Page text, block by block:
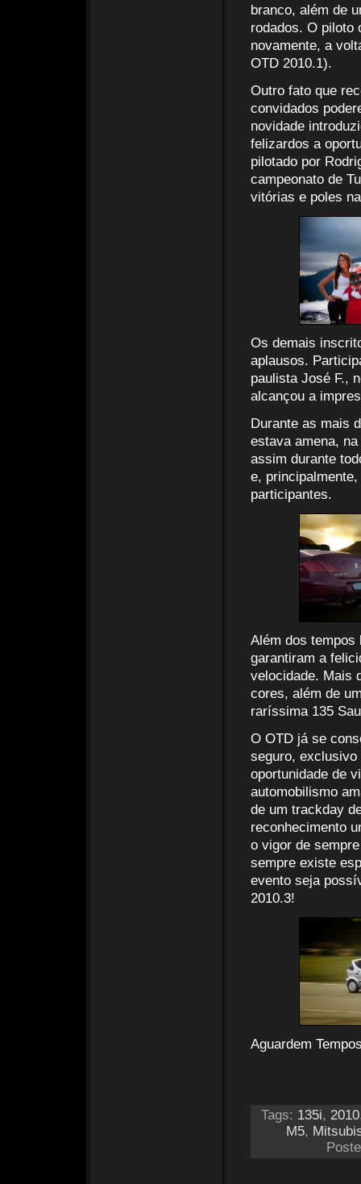
branco, além de
rodados. O piloto
novamente, a
OTD 2010.1).
Outro fato que
convidados
novidade
felizardos a
pilotado por
campeonato de
vitórias e poles
Os demais
aplausos.
paulista José F.,
alcançou a
Durante as mais
estava amena,
assim durante
e,
participantes.
Além dos tempos
garantiram a
velocidade. Mais
cores, além de
raríssima 135
O OTD já se
seguro,
oportunidade de
automobilismo
de um trackday
reconhecimento
o vigor de
sempre existe
evento seja
2010.3!
Aguardem
Tags: 135i, 2010
M5,